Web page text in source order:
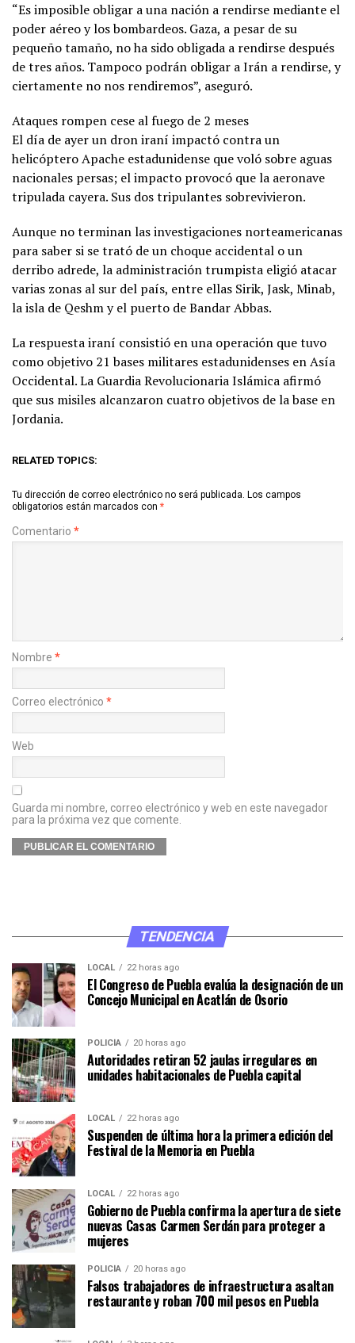
“Es imposible obligar a una nación a rendirse mediante el
poder aéreo y los bombardeos. Gaza, a pesar de su
pequeño tamaño, no ha sido obligada a rendirse después
de tres años. Tampoco podrán obligar a Irán a rendirse, y
ciertamente no nos rendiremos”, aseguró.
Ataques rompen cese al fuego de 2 meses
El día de ayer un dron iraní impactó contra un
helicóptero Apache estadunidense que voló sobre aguas
nacionales persas; el impacto provocó que la aeronave
tripulada cayera. Sus dos tripulantes sobrevivieron.
Aunque no terminan las investigaciones norteamericanas
para saber si se trató de un choque accidental o un
derribo adrede, la administración trumpista eligió atacar
varias zonas al sur del país, entre ellas Sirik, Jask, Minab,
la isla de Qeshm y el puerto de Bandar Abbas.
La respuesta iraní consistió en una operación que tuvo
como objetivo 21 bases militares estadunidenses en Asía
Occidental. La Guardia Revolucionaria Islámica afirmó
que sus misiles alcanzaron cuatro objetivos de la base en
Jordania.
RELATED TOPICS:
Tu dirección de correo electrónico no será publicada. Los campos
obligatorios están marcados con *
Comentario *
Nombre *
Correo electrónico *
Web
Guarda mi nombre, correo electrónico y web en este navegador
para la próxima vez que comente.
TENDENCIA
LOCAL 22 horas ago
El Congreso de Puebla evalúa la designación de un
Concejo Municipal en Acatlán de Osorio
POLICÍA 20 horas ago
Autoridades retiran 52 jaulas irregulares en
unidades habitacionales de Puebla capital
LOCAL 22 horas ago
Suspenden de última hora la primera edición del
Festival de la Memoria en Puebla
LOCAL 22 horas ago
Gobierno de Puebla confirma la apertura de siete
nuevas Casas Carmen Serdán para proteger a
mujeres
POLICÍA 20 horas ago
Falsos trabajadores de infraestructura asaltan
restaurante y roban 700 mil pesos en Puebla